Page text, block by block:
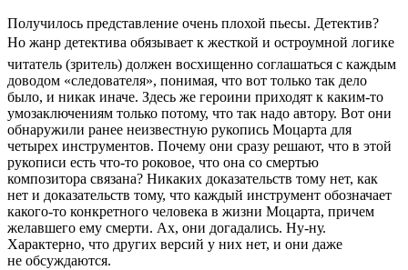
Получилось представление очень плохой пьесы. Детектив?
Но жанр детектива обязывает к жесткой и остроумной логике 
читатель (зритель) должен восхищенно соглашаться с каждым
доводом «следователя», понимая, что вот только так дело
было, и никак иначе. Здесь же героини приходят к каким-то
умозаключениям только потому, что так надо автору. Вот они
обнаружили ранее неизвестную рукопись Моцарта для
четырех инструментов. Почему они сразу решают, что в этой
рукописи есть что-то роковое, что она со смертью
композитора связана? Никаких доказательств тому нет, как
нет и доказательств тому, что каждый инструмент обозначает
какого-то конкретного человека в жизни Моцарта, причем
желавшего ему смерти. Ах, они догадались. Ну-ну.
Характерно, что других версий у них нет, и они даже
не обсуждаются.